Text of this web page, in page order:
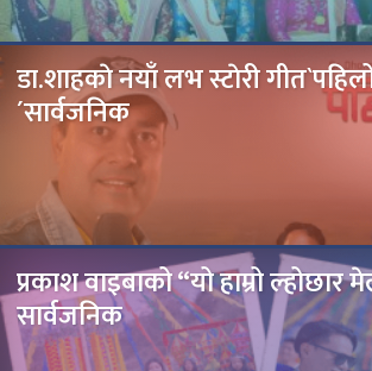
डा.शाहकाे नयाँ लभ स्टाेरी
´सार्वजनिक
प्रकाश वाइबाको “यो हाम्रो ल्होछार
सार्वजनिक